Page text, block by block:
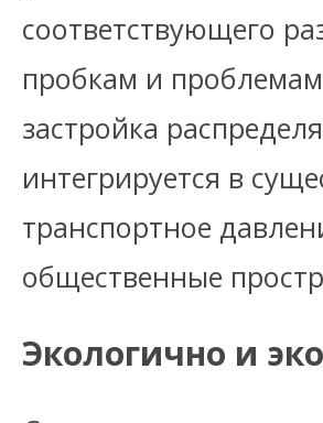
соответствующего
пробкам и
застройка
интегрируется в
транспортное
общественные
Экологично и